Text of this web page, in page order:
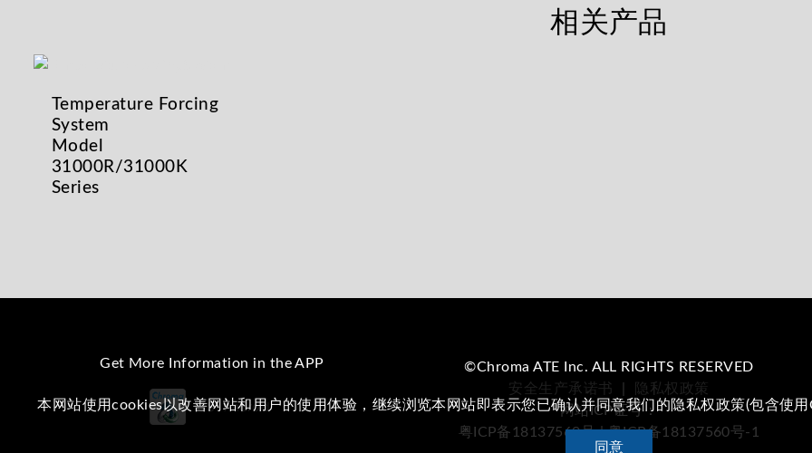
相关产品
Temperature Forcing
System
Model
31000R/31000K
Series
Get More Information in the APP
iOS Android
©Chroma ATE Inc. ALL RIGHTS RESERVED
安全生产承诺书
隐私权政策
网站ICP证号：
粤ICP备18137560号 | 粤ICP备18137560号-1
本网站使用cookies以改善网站和用户的使用体验，继续浏览本网站即表示您已确认并同意我们的隐私权政策(包含使
同意